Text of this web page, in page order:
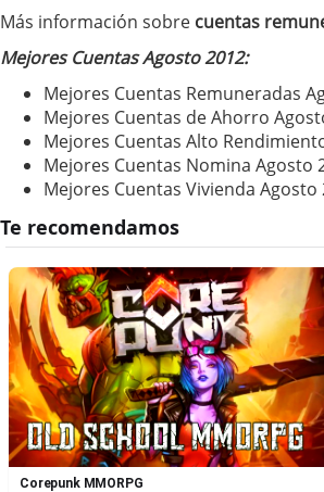
Más información sobre cuentas
Mejores Cuentas Agosto 2012:
Mejores Cuentas Remuneradas
Mejores Cuentas de Ahorro
Mejores Cuentas Alto
Mejores Cuentas Nomina Agosto
Mejores Cuentas Vivienda Agosto
Corepunk MMORPG